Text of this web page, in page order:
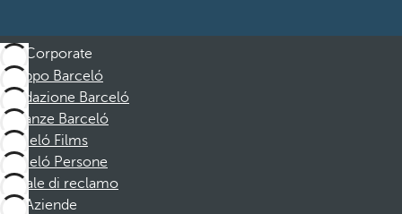
Corporate
Gruppo Barceló
Fondazione Barceló
Vacanze Barceló
Barceló Films
Barceló Persone
Canale di reclamo
Aziende